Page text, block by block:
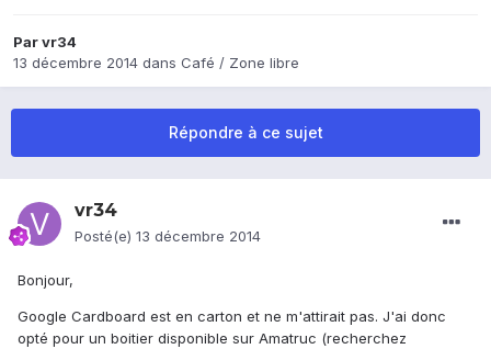
Parvr34
13 décembre 2014 dans Café / Zone libre
Répondre à ce sujet
vr34
Posté(e) 13 décembre 2014
Bonjour,
Google Cardboard est en carton et ne m'attirait pas. J'ai donc
opté pour un boitier disponible sur Amatruc (recherchez